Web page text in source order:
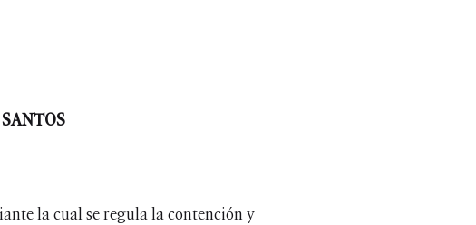
la cual se regula la contención y